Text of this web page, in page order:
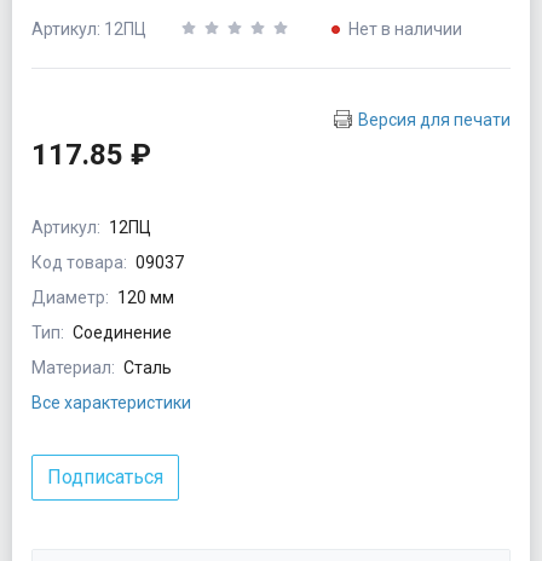
Артикул: 12ПЦ Нет в наличии
Версия для печати
117.85 ₽
Артикул: 12ПЦ
Код товара: 09037
Диаметр: 120 мм
Тип: Соединение
Материал: Сталь
Все характеристики
Подписаться